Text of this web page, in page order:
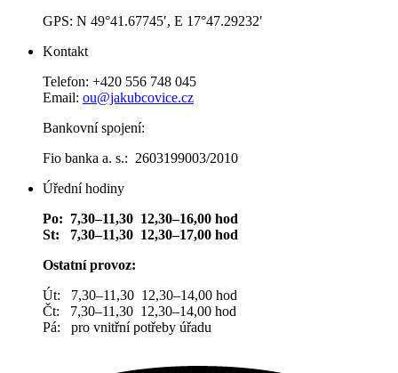
GPS: N 49°41.67745′, E 17°47.29232′
Kontakt
Telefon: +420 556 748 045
Email: ou@jakubcovice.cz
Bankovní spojení:
Fio banka a. s.: 2603199003/2010
Úřední hodiny
Po: 7,30–11,30 12,30–16,00 hod
St: 7,30–11,30 12,30–17,00 hod
Ostatní provoz:
Út: 7,30–11,30 12,30–14,00 hod
Čt: 7,30–11,30 12,30–14,00 hod
Pá: pro vnitřní potřeby úřadu